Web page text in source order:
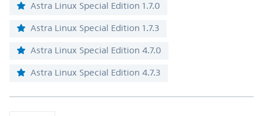
Astra Linux Special Edition 1.7.0
Astra Linux Special Edition 1.7.3
Astra Linux Special Edition 4.7.0
Astra Linux Special Edition 4.7.3